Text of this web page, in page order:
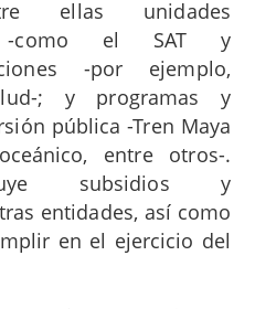
ellas unidades
-como el SAT y
-por ejemplo,
; y programas y
pública -Tren Maya
entre otros-.
subsidios y
entidades, así como
en el ejercicio del